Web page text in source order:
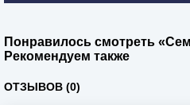
Понравилось смотреть
Рекомендуем также
ОТЗЫВОВ (0)